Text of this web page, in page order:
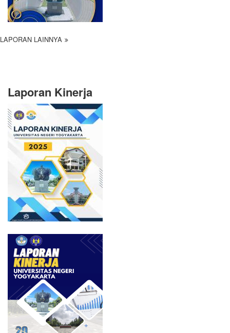
LAPORAN LAINNYA
Laporan Kinerja